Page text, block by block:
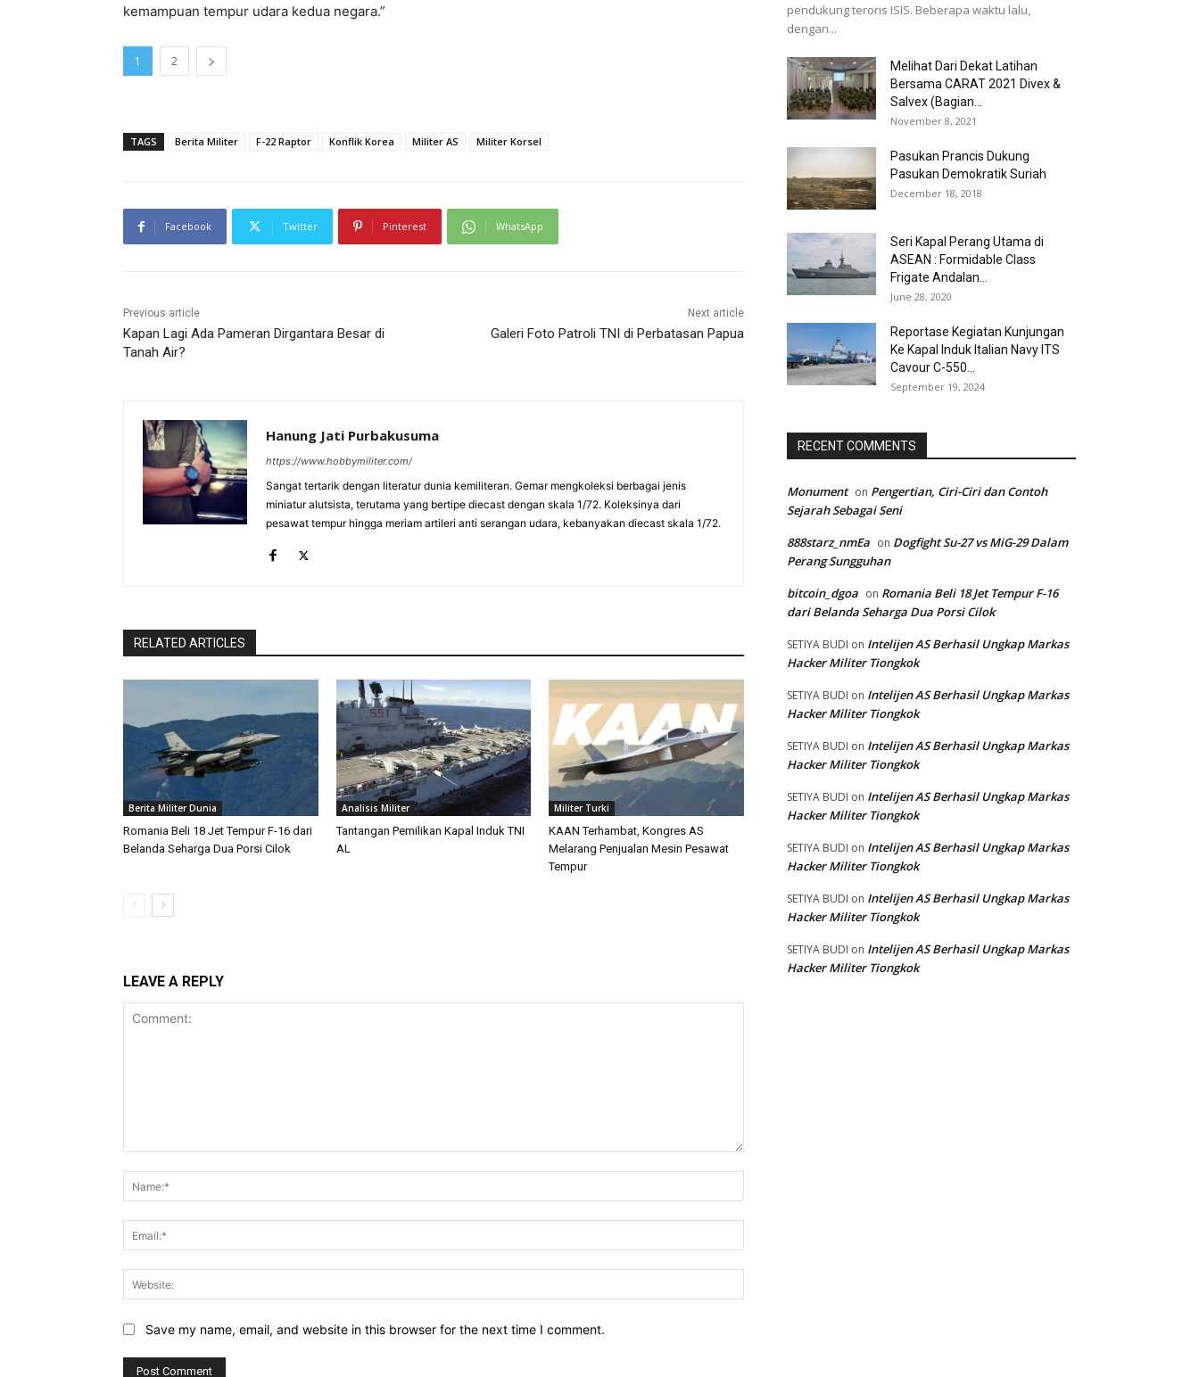
kemampuan tempur udara kedua negara.”
1 2
TAGS Berita Militer F-22 Raptor Konflik Korea Militer AS Militer Korsel
Facebook Twitter Pinterest WhatsApp
Previous article
Kapan Lagi Ada Pameran Dirgantara Besar di
Tanah Air?
Next article
Galeri Foto Patroli TNI di Perbatasan Papua
Hanung Jati Purbakusuma
https://www.hobbymiliter.com/
Sangat tertarik dengan literatur dunia kemiliteran. Gemar mengkoleksi berbagai jenis
miniatur alutsista, terutama yang bertipe diecast dengan skala 1/72. Koleksinya dari
pesawat tempur hingga meriam artileri anti serangan udara, kebanyakan diecast skala 1/72.
RELATED ARTICLES
Berita Militer Dunia
Romania Beli 18 Jet Tempur F-16 dari
Belanda Seharga Dua Porsi Cilok
Analisis Militer
Tantangan Pemilikan Kapal Induk TNI
AL
Militer Turki
KAAN Terhambat, Kongres AS
Melarang Penjualan Mesin Pesawat
Tempur
LEAVE A REPLY
Save my name, email, and website in this browser for the next time I comment.
pendukung teroris ISIS. Beberapa waktu lalu,
dengan...
Melihat Dari Dekat Latihan
Bersama CARAT 2021 Divex &
Salvex (Bagian...
November 8, 2021
Pasukan Prancis Dukung
Pasukan Demokratik Suriah
December 18, 2018
Seri Kapal Perang Utama di
ASEAN : Formidable Class
Frigate Andalan...
June 28, 2020
Reportase Kegiatan Kunjungan
Ke Kapal Induk Italian Navy ITS
Cavour C-550...
September 19, 2024
RECENT COMMENTS
Monument on Pengertian, Ciri-Ciri dan Contoh
Sejarah Sebagai Seni
888starz_nmEa on Dogfight Su-27 vs MiG-29 Dalam
Perang Sungguhan
bitcoin_dgoa on Romania Beli 18 Jet Tempur F-16
dari Belanda Seharga Dua Porsi Cilok
SETIYA BUDI on Intelijen AS Berhasil Ungkap Markas
Hacker Militer Tiongkok
SETIYA BUDI on Intelijen AS Berhasil Ungkap Markas
Hacker Militer Tiongkok
SETIYA BUDI on Intelijen AS Berhasil Ungkap Markas
Hacker Militer Tiongkok
SETIYA BUDI on Intelijen AS Berhasil Ungkap Markas
Hacker Militer Tiongkok
SETIYA BUDI on Intelijen AS Berhasil Ungkap Markas
Hacker Militer Tiongkok
SETIYA BUDI on Intelijen AS Berhasil Ungkap Markas
Hacker Militer Tiongkok
SETIYA BUDI on Intelijen AS Berhasil Ungkap Markas
Hacker Militer Tiongkok